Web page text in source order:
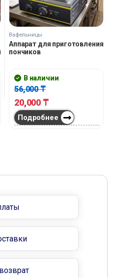
Вафельницы
Аппарат для приготовления
пончиков
В наличии
56,000₸
20,000 ₸
Подробнее